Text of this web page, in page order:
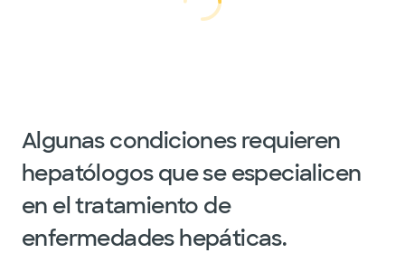
cargando...
cargando
Algunas condiciones requieren
hepatólogos que se especialicen
en el tratamiento de
enfermedades hepáticas.